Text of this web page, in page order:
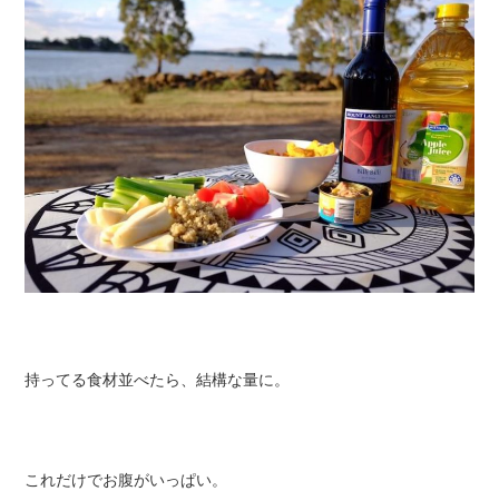
持ってる食材並べたら、結構な量に。
これだけでお腹がいっぱい。